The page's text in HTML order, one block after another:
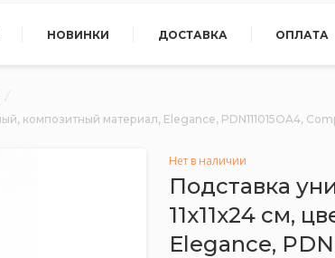
НОВИНКИ ДОСТАВКА ОПЛАТА
композитный материал, Elegance, PDN111015OA4,
Нет в наличии
Подставка
11х11х24 см,
Elegance,